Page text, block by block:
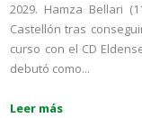
2029. Hamza Bellari
Castellón tras
curso con el CD
debutó como...
Leer más